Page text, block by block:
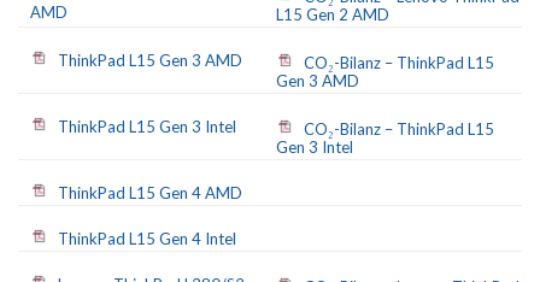
AMD
L15 Gen 2 AMD
ThinkPad L15 Gen 3 AMD
CO₂-Bilanz – ThinkPad L15
Gen 3 AMD
ThinkPad L15 Gen 3 Intel
CO₂-Bilanz – ThinkPad L15
Gen 3 Intel
ThinkPad L15 Gen 4 AMD
ThinkPad L15 Gen 4 Intel